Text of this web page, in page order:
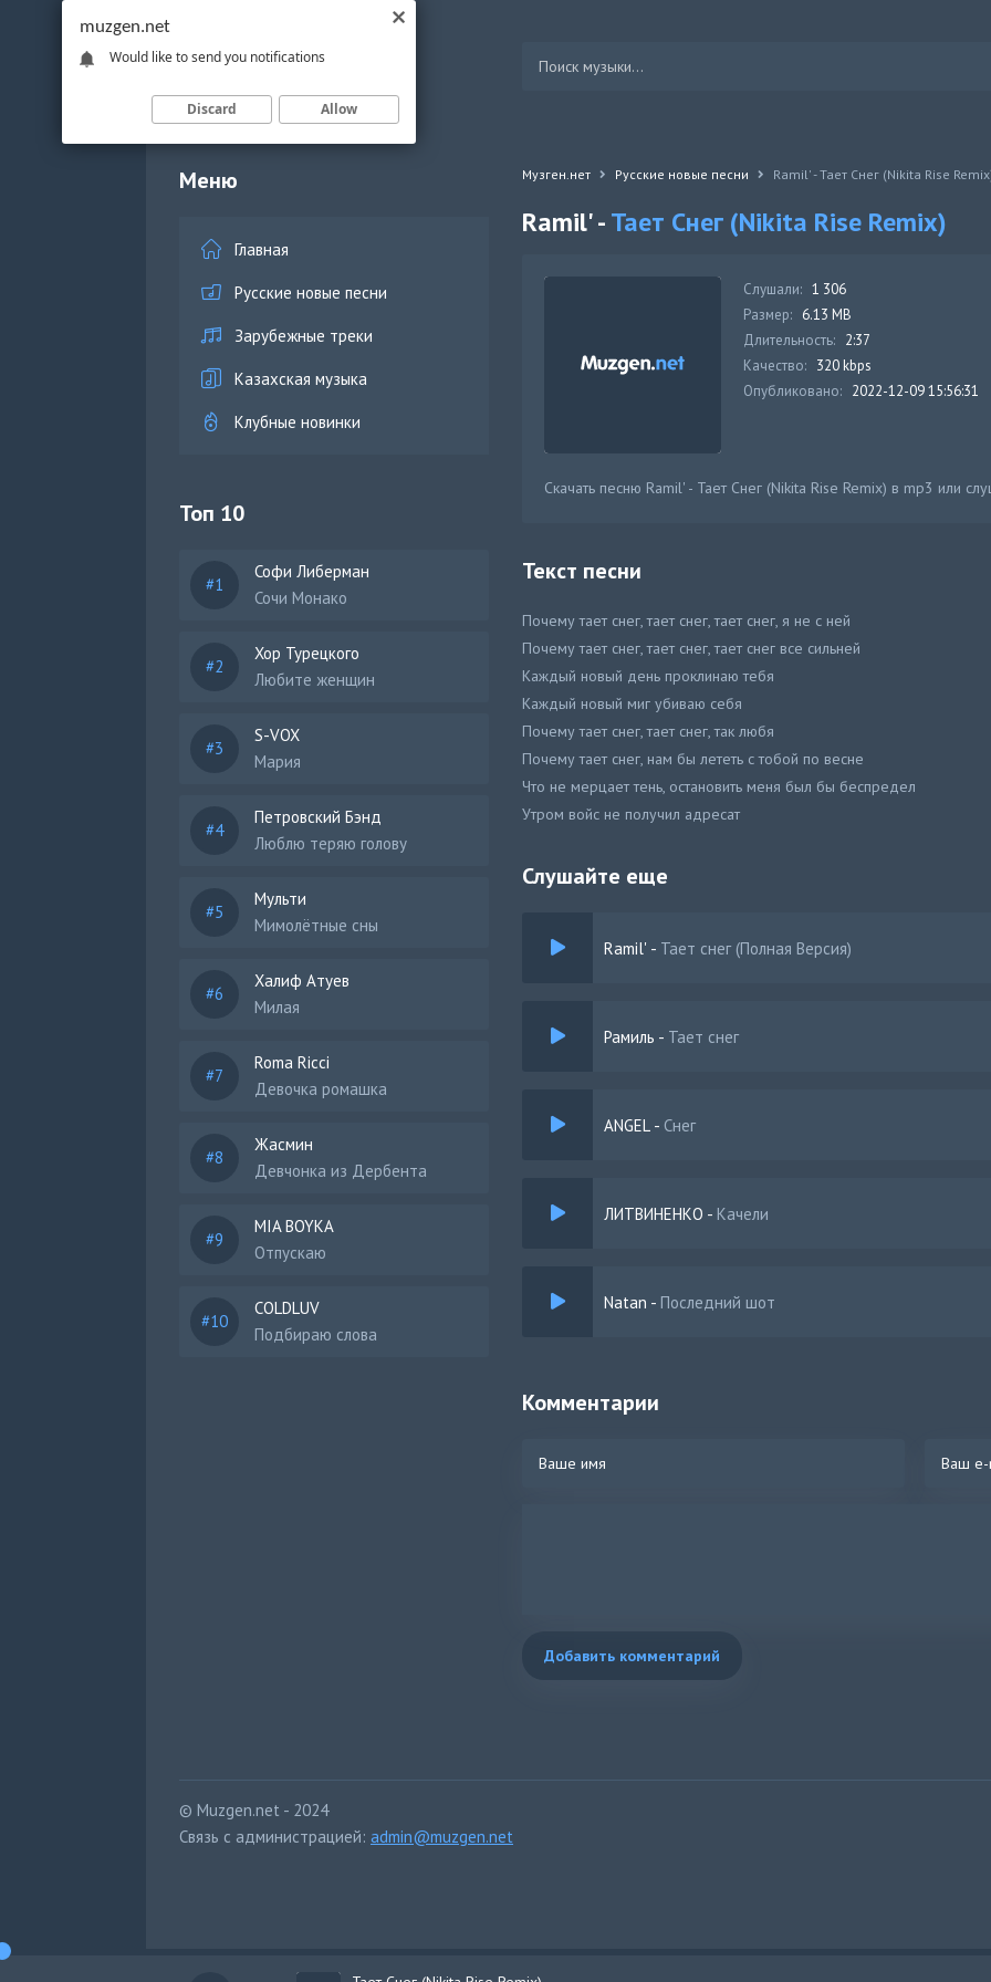
Меню
Главная
Русские новые песни
Зарубежные треки
Казахская музыка
Клубные новинки
Топ 10
Софи Либерман
Сочи Монако
Хор Турецкого
Любите женщин
S-VOX
Мария
Петровский Бэнд
Люблю теряю голову
Мульти
Мимолётные сны
Халиф Атуев
Милая
Roma Ricci
Девочка ромашка
Жасмин
Девчонка из Дербента
MIA BOYKA
Отпускаю
COLDLUV
Подбираю слова
Музген.нет Русские новые песни Ramil' - Тает Снег (Nikita Rise
Ramil' -Тает Снег (Nikita Rise Remix)
Слушали: 1 306
Размер: 6.13 MB
Длительность: 2:37
Качество: 320 kbps
Опубликовано: 2022-12-09 15:56:31
Скачать песню Ramil' - Тает Снег (Nikita Rise Remix) в mp3 или
Текст песни
Почему тает снег, тает снег, тает снег, я не с ней
Почему тает снег, тает снег, тает снег все сильней
Каждый новый день проклинаю тебя
Каждый новый миг убиваю себя
Почему тает снег, тает снег, так любя
Почему тает снег, нам бы лететь с тобой по весне
Что не мерцает тень, остановить меня был бы беспредел
Утром войс не получил адресат
Разменять, что было на полюса, вьют ветра голоса
Я бы не пал в кому, был бы тот
Там есть свет, но вопрос
Слушайте еще
Ramil' - Тает снег (Полная Версия)
Рамиль - Тает снег
ANGEL - Снег
ЛИТВИНЕНКО - Качели
Natan - Последний шот
Комментарии
Добавить комментарий
© Muzgen.net - 2024
Связь с администрацией: admin@muzgen.net
muzgen.net
Would like to send you notifications
Discard Allow